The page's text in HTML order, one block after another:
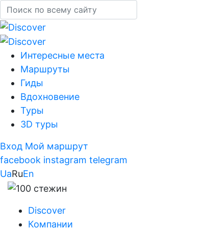
Интересные места
Маршруты
Гиды
Вдохновение
Туры
3D туры
Вход Мой маршрут
facebook instagram telegram
UaRuEn
Discover
Компании